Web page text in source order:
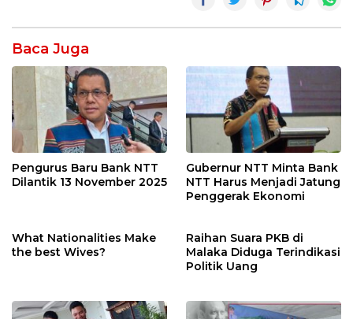
Baca Juga
Pengurus Baru Bank NTT
Dilantik 13 November 2025
Gubernur NTT Minta Bank
NTT Harus Menjadi Jatung
Penggerak Ekonomi
What Nationalities Make
the best Wives?
Raihan Suara PKB di
Malaka Diduga Terindikasi
Politik Uang